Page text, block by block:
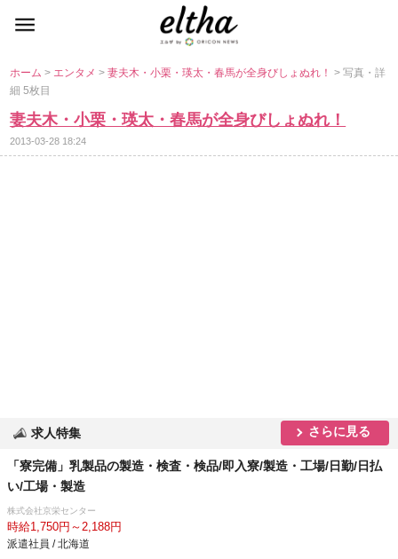
ホーム> エンタメ>妻夫木・小栗・瑛太・春馬が全身びしょぬれ！> 写真・詳
細 5枚目
妻夫木・小栗・瑛太・春馬が全身びしょぬれ！
2013-03-28 18:24
求人特集 さらに見る
「寮完備」乳製品の製造・検査・検品/即入寮/製造・工場/日勤/日払
い/工場・製造
株式会社京栄センター
時給1,750円～2,188円
派遣社員 / 北海道